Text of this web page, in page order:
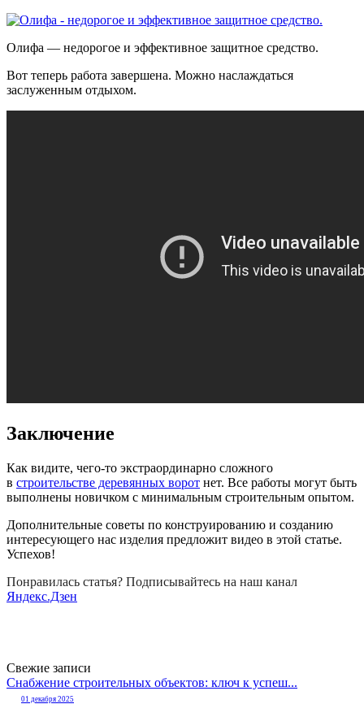
Олифа — недорогое и эффективное защитное средство.
Вот теперь работа завершена. Можно наслаждаться
заслуженным отдыхом.
Заключение
Как видите, чего-то экстраординарно сложного
в строительстве деревянных ворот нет. Все работы могут быть
выполнены новичком с минимальным строительным опытом.
Дополнительные советы по конструированию и созданию
интересующего нас изделия предложит видео в этой статье.
Успехов!
Понравилась статья? Подписывайтесь на наш канал
Яндекс.Дзен
Свежие записи
Снабжение строительных объектов: ключ к успеш...
01 декабря 2025